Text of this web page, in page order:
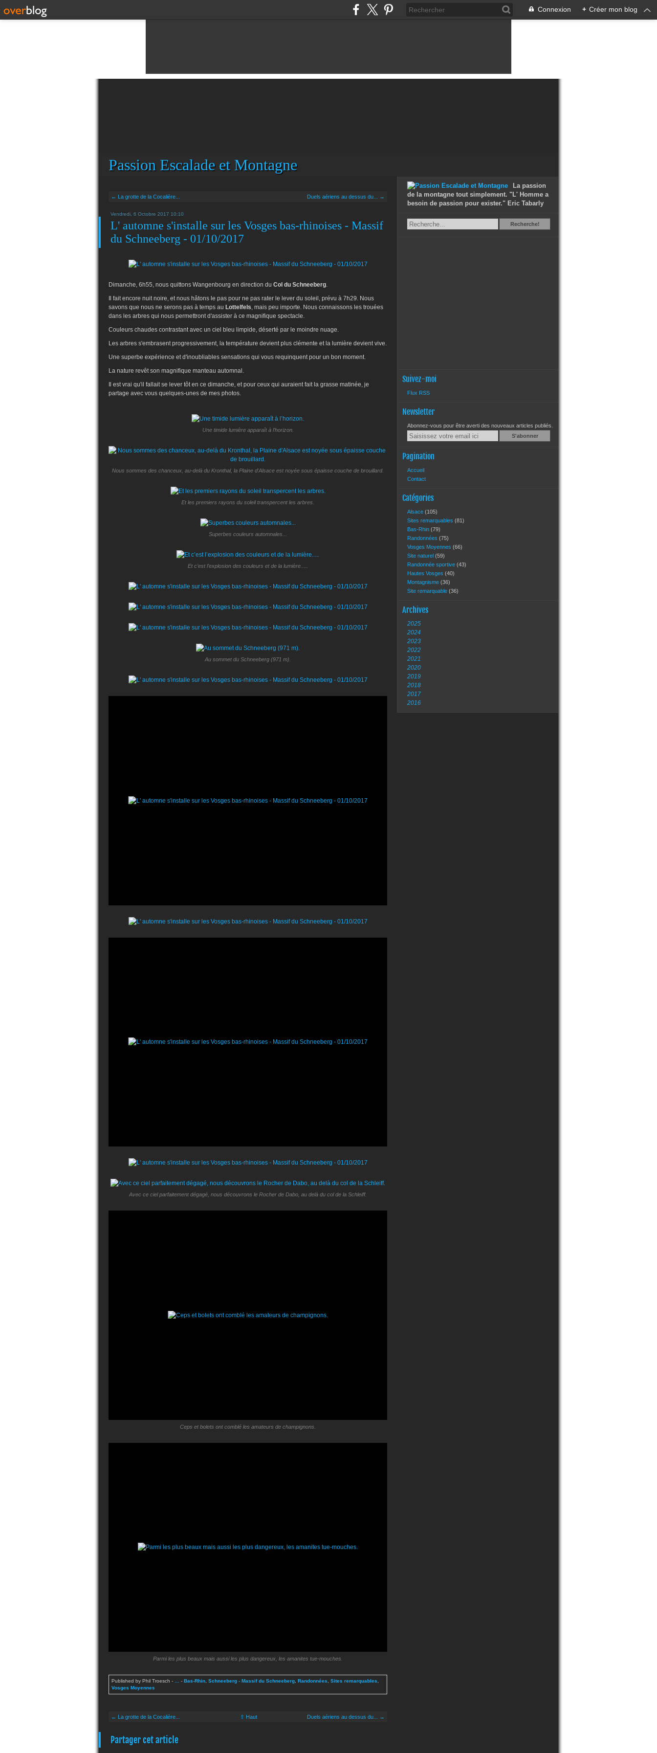
Connexion + Créer mon blog
Passion Escalade et Montagne
← La grotte de la Cocalière... Duels aériens au dessus du... →
Vendredi, 6 Octobre 2017 10:10
L' automne s'installe sur les Vosges bas-rhinoises - Massif
du Schneeberg - 01/10/2017
Dimanche, 6h55, nous quittons Wangenbourg en direction du Col du Schneeberg.
Il fait encore nuit noire, et nous hâtons le pas pour ne pas rater le lever du soleil, prévu à 7h29. Nous
savons que nous ne serons pas à temps au Lottelfels, mais peu importe. Nous connaissons les trouées
dans les arbres qui nous permettront d'assister à ce magnifique spectacle.
Couleurs chaudes contrastant avec un ciel bleu limpide, déserté par le moindre nuage.
Les arbres s'embrasent progressivement, la température devient plus clémente et la lumière devient vive.
Une superbe expérience et d'inoubliables sensations qui vous requinquent pour un bon moment.
La nature revêt son magnifique manteau automnal.
Il est vrai qu'il fallait se lever tôt en ce dimanche, et pour ceux qui auraient fait la grasse matinée, je
partage avec vous quelques-unes de mes photos.
Une timide lumière apparaît à l’horizon.
Nous sommes des chanceux, au-delà du Kronthal, la Plaine d'Alsace est noyée sous épaisse couche de brouillard.
Et les premiers rayons du soleil transpercent les arbres.
Superbes couleurs automnales...
Et c’est l’explosion des couleurs et de la lumière.....
Au sommet du Schneeberg (971 m).
Avec ce ciel parfaitement dégagé, nous découvrons le Rocher de Dabo, au delà du col de la Schleiff.
Ceps et bolets ont comblé les amateurs de champignons.
Parmi les plus beaux mais aussi les plus dangereux, les amanites tue-mouches.
Published by Phil Troesch - - Bas-Rhin Schneeberg - Massif du Schneeberg Randonnées Sites remarquables
Vosges Moyennes
← La grotte de la Cocalière... ⇧ Haut Duels aériens au dessus du... →
Partager cet article
La passion
de la montagne tout simplement. "L' Homme a
besoin de passion pour exister." Eric Tabarly
RechercheRecherche!
Suivez-moi
Flux RSS
Newsletter
Abonnez-vous pour être averti des nouveaux articles publiés.
Email
Pagination
Accueil
Contact
Catégories
Alsace (105)
Sites remarquables (81)
Bas-Rhin (79)
Randonnées (75)
Vosges Moyennes (66)
Site naturel (59)
Randonnée sportive (43)
Hautes Vosges (40)
Montagnisme (36)
Site remarquable (36)
Archives
2025
2024
2023
2022
2021
2020
2019
2018
2017
2016